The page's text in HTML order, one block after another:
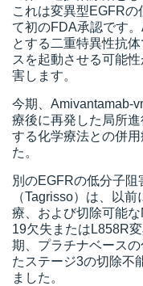
これは変異型EGFR
て初のFDA承認です
とする二重特異性抗
スを起動させる可能
害します。
今期、Amivantamab-
療後に再発した局所
する化学療法との併
た。
別のEGFRの低分子
（Tagrisso）は、以
療、および切除可能
19欠失またはL858R
期、プラチナベース
たステージ3の切除不
ました。